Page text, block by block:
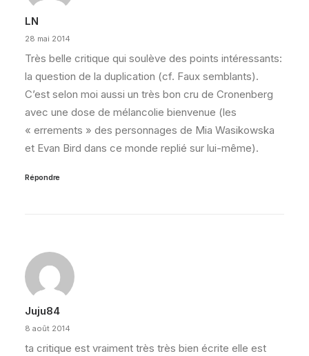
LN
28 mai 2014
Très belle critique qui soulève des points intéressants:
la question de la duplication (cf. Faux semblants).
C’est selon moi aussi un très bon cru de Cronenberg
avec une dose de mélancolie bienvenue (les
« errements » des personnages de Mia Wasikowska
et Evan Bird dans ce monde replié sur lui-même).
Répondre
Juju84
8 août 2014
ta critique est vraiment très très bien écrite elle est